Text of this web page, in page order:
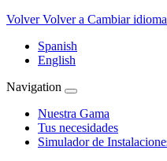
Volver Volver a Cambiar idioma
Spanish
English
Navigation
Nuestra Gama
Tus necesidades
Simulador de